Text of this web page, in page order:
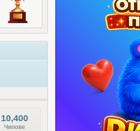
10,400
Чипове